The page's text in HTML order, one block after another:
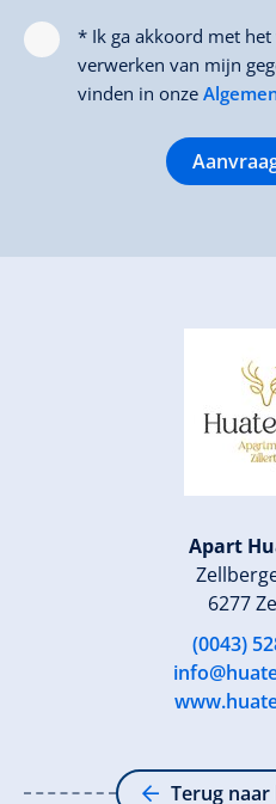
* Ik ga akkoord met
verwerken van mijn
vinden in onze
Apart
6277
(0043)
Terug